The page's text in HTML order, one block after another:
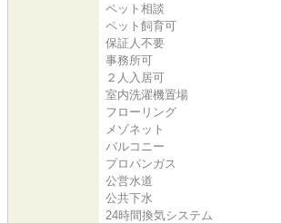
ペット相談
ペット飼育可
保証人不要
事務所可
２人入居可
室内洗濯機置場
フローリング
メゾネット
バルコニー
プロパンガス
公営水道
公共下水
24時間換気システム